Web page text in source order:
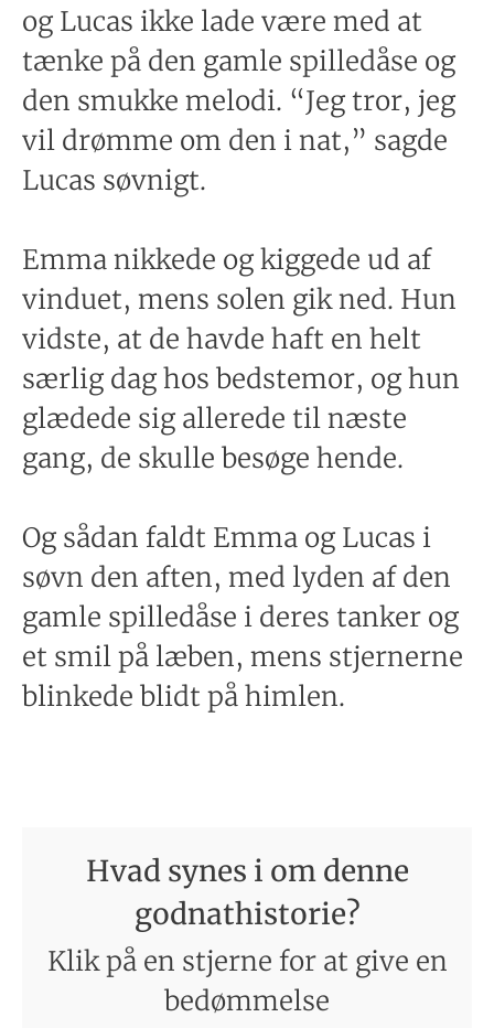
og Lucas ikke lade være med at
tænke på den gamle spilledåse og
den smukke melodi. “Jeg tror, jeg
vil drømme om den i nat,” sagde
Lucas søvnigt.
Emma nikkede og kiggede ud af
vinduet, mens solen gik ned. Hun
vidste, at de havde haft en helt
særlig dag hos bedstemor, og hun
glædede sig allerede til næste
gang, de skulle besøge hende.
Og sådan faldt Emma og Lucas i
søvn den aften, med lyden af den
gamle spilledåse i deres tanker og
et smil på læben, mens stjernerne
blinkede blidt på himlen.
Hvad synes i om denne
godnathistorie?
Klik på en stjerne for at give en
bedømmelse